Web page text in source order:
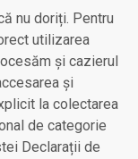
nu doriți. Pentru
utilizarea
și cazierul
și
la colectarea
de categorie
Declarații de